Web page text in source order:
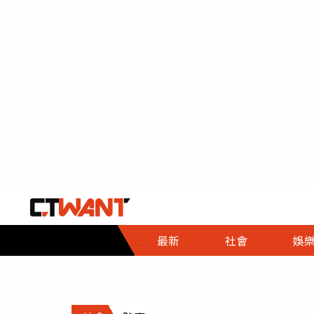
::: 最新 社會
社會首頁
時事
調查
娛樂
娛樂首頁
即時
財經首頁
熱線
政